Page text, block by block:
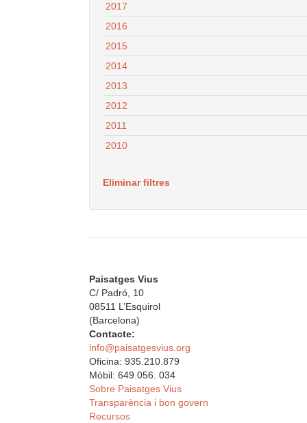
2017
2016
2015
2014
2013
2012
2011
2010
Eliminar filtres
Paisatges Vius
C/ Padró, 10
08511 L’Esquirol
(Barcelona)
Contacte:
info@paisatgesvius.org
Oficina: 935.210.879
Mòbil: 649.056. 034
Sobre Paisatges Vius
Transparència i bon govern
Recursos